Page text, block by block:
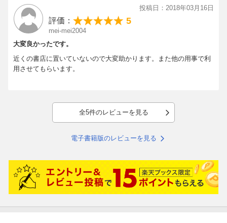
投稿日：2018年03月16日
評価： 5
mei-mei2004
大変良かったです。
近くの書店に置いていないので大変助かります。また他の用事で利
用させてもらいます。
全5件のレビューを見る
電子書籍版のレビューを見る